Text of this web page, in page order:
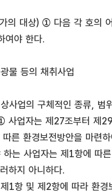
의 대상) ① 다음 각 호의
여야 한다.
물 등의 채취사업
사업의 구체적인 종류, 범
사업자는 제27조부터 제
른 환경보전방안을 마련
는 사업자는 제1항에 따
하지 아니하다.
1항 및 제2항에 따라 환경